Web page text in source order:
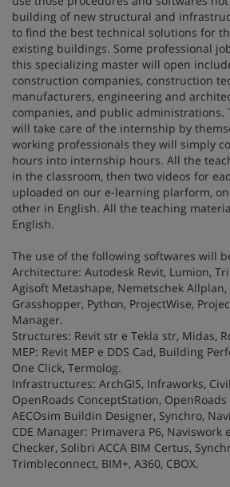
building of new structural and
to find the best technical solutions for
existing buildings. Some professional
this specializing master will open
construction companies, construction
manufacturers, engineering and
companies, and public administrations.
will take care of the internship by
working professionals they will simply
hours into internship hours. All the
in the classroom, then two videos for
uploaded on our e-learning plarform,
other in English. All the teaching
English.
The use of the following softwares will
Architecture: Autodesk Revit, Lumion,
Agisoft Metashape, Nemetschek Allplan,
Grasshopper, Python, ProjectWise,
Manager.
Structures: Revit str e Tekla str, Midas,
MEP: Revit MEP e DDS Cad, Building
One Click, Termolog.
Infrastructures: ArchGIS, Infraworks,
OpenRoads ConceptStation,
AECOsim Buildin Designer, Synchro,
CDE Manager: Primavera P6, Naviswork
Checker, Solibri ACCA BIM Certus,
Trimbleconnect, BIM+, A360, CBOX.